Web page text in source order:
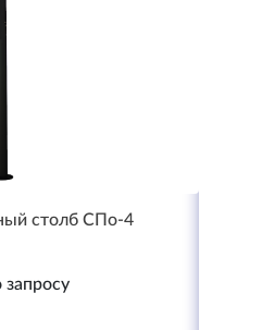
столб СПо-4
запросу